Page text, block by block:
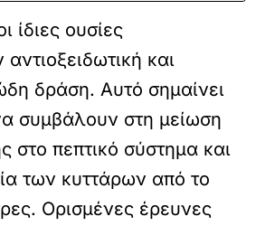
ίδιες ουσίες
και
δράση. Αυτό σημαίνει
συμβάλουν στη μείωση
στο πεπτικό σύστημα και
των κυττάρων από το
Ορισμένες έρευνες